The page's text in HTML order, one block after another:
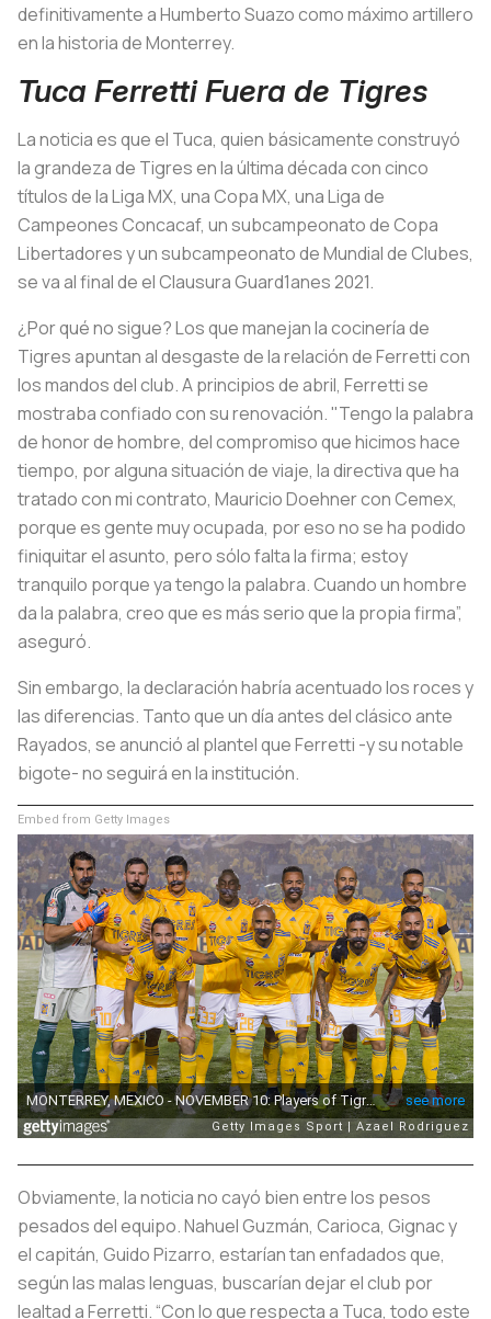
definitivamente a Humberto Suazo como máximo artillero
en la historia de Monterrey.
Tuca Ferretti Fuera de Tigres
La noticia es que el Tuca, quien básicamente construyó
la grandeza de Tigres en la última década con cinco
títulos de la Liga MX, una Copa MX, una Liga de
Campeones Concacaf, un subcampeonato de Copa
Libertadores y un subcampeonato de Mundial de Clubes,
se va al final de el Clausura Guard1anes 2021.
¿Por qué no sigue? Los que manejan la cocinería de
Tigres apuntan al desgaste de la relación de Ferretti con
los mandos del club. A principios de abril, Ferretti se
mostraba confiado con su renovación. "Tengo la palabra
de honor de hombre, del compromiso que hicimos hace
tiempo, por alguna situación de viaje, la directiva que ha
tratado con mi contrato, Mauricio Doehner con Cemex,
porque es gente muy ocupada, por eso no se ha podido
finiquitar el asunto, pero sólo falta la firma; estoy
tranquilo porque ya tengo la palabra. Cuando un hombre
da la palabra, creo que es más serio que la propia firma”,
aseguró.
Sin embargo, la declaración habría acentuado los roces y
las diferencias. Tanto que un día antes del clásico ante
Rayados, se anunció al plantel que Ferretti -y su notable
bigote- no seguirá en la institución.
Embed from Getty Images
Obviamente, la noticia no cayó bien entre los pesos
pesados del equipo. Nahuel Guzmán, Carioca, Gignac y
el capitán, Guido Pizarro, estarían tan enfadados que,
según las malas lenguas, buscarían dejar el club por
lealtad a Ferretti. “Con lo que respecta a Tuca, todo este